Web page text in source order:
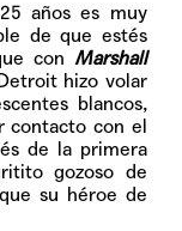
años es muy
de que estés
con Marshall
hizo volar
blancos,
contacto con el
de la primera
gozoso de
su héroe de